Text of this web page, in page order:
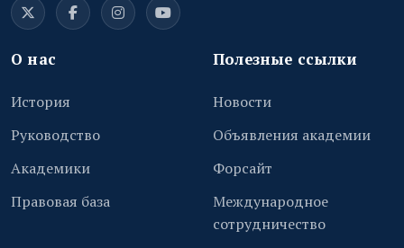
О нас
История
Руководство
Академики
Правовая база
Полезные ссылки
Новости
Объявления академии
Форсайт
Международное
сотрудничество